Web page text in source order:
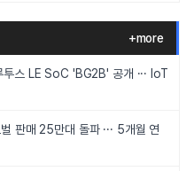
+more
투스 LE SoC 'BG2B' 공개 ··· IoT
판매 25만대 돌파 ··· 5개월 연